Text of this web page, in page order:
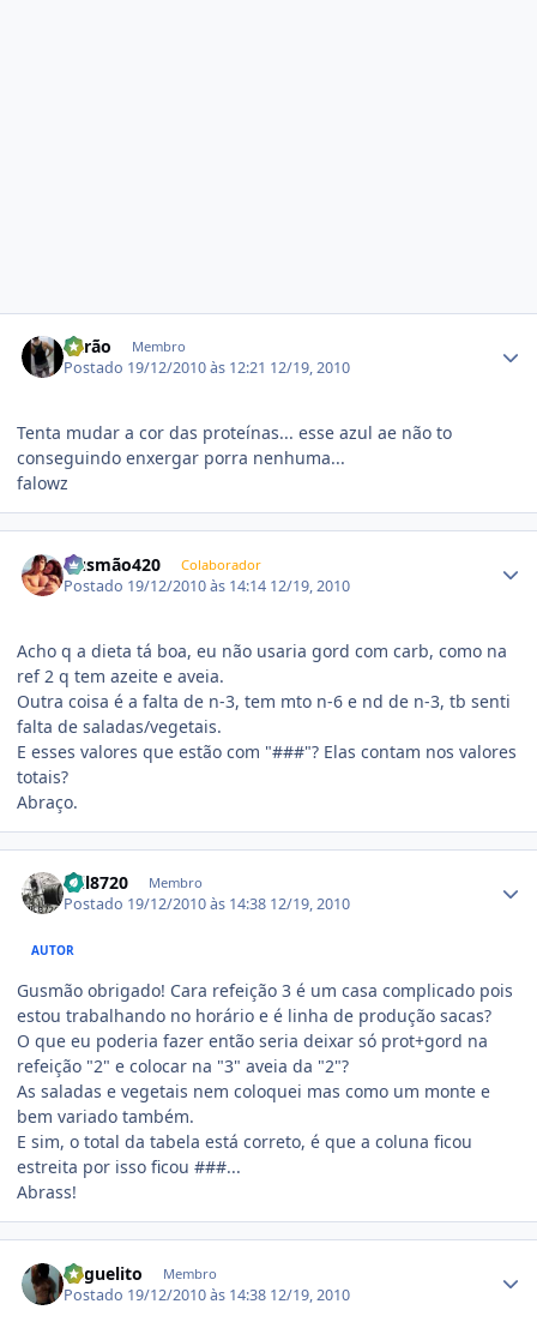
Barão Membro
Postado 19/12/2010 às 12:21 12/19, 2010
Tenta mudar a cor das proteínas... esse azul ae não to
conseguindo enxergar porra nenhuma...
falowz
Gusmão420 Colaborador
Postado 19/12/2010 às 14:14 12/19, 2010
Acho q a dieta tá boa, eu não usaria gord com carb, como na
ref 2 q tem azeite e aveia.
Outra coisa é a falta de n-3, tem mto n-6 e nd de n-3, tb senti
falta de saladas/vegetais.
E esses valores que estão com "###"? Elas contam nos valores
totais?
Abraço.
mil8720 Membro
Postado 19/12/2010 às 14:38 12/19, 2010
AUTOR
Gusmão obrigado! Cara refeição 3 é um casa complicado pois
estou trabalhando no horário e é linha de produção sacas?
O que eu poderia fazer então seria deixar só prot+gord na
refeição "2" e colocar na "3" aveia da "2"?
As saladas e vegetais nem coloquei mas como um monte e
bem variado também.
E sim, o total da tabela está correto, é que a coluna ficou
estreita por isso ficou ###...
Abrass!
Miguelito Membro
Postado 19/12/2010 às 14:38 12/19, 2010